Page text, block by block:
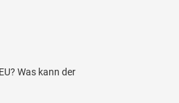
Was kann der